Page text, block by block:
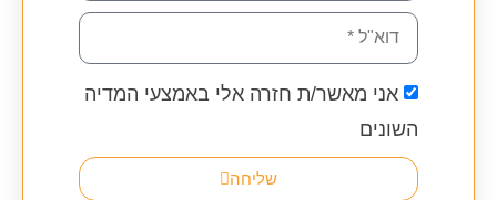
אני מאשר/ת חזרה אלי באמצעי המדיה
השונים
שליחה